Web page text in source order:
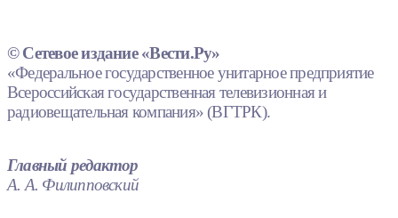
© Сетевое издание «Вести.Ру»
«Федеральное государственное унитарное предприятие
Всероссийская государственная телевизионная и
радиовещательная компания» (ВГТРК).
Главный редактор
А. А. Филипповский